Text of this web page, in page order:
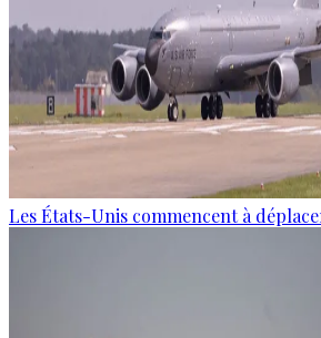
Les États-Unis commencent à